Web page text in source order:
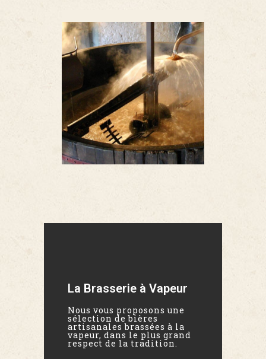
La Brasserie à Vapeur
Nous vous proposons une
sélection de bières
artisanales brassées à la
vapeur, dans le plus grand
respect de la tradition.